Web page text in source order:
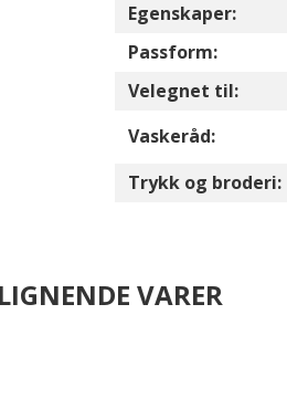
Egenskaper:
Passform:
Velegnet til:
Vaskeråd:
Trykk og broderi:
LIGNENDE VARER